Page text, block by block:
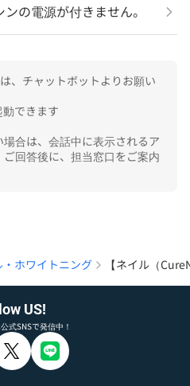
の電源が付きません。
、チャットボットよりお願い
できます
合は、会話中に表示されるア
回答後に、担当窓口をご案内
・ホワイトニング 【ネイル（
US!
式SNSで発信中！